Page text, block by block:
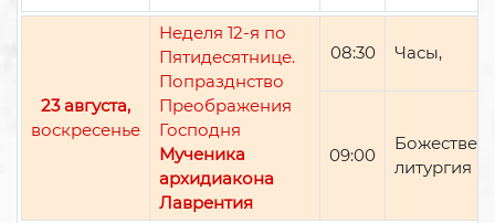
23 августа,
воскресенье
Неделя 12-я по
Пятидесятнице.
Попразднство
Преображения
Господня
Мученика
архидиакона
Лаврентия
08:30 Часы,
09:00
литургия